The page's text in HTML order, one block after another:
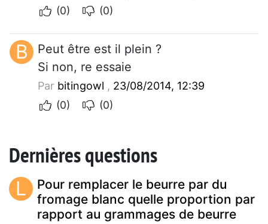
(0)
(0)
B
Peut être est il plein ?
Si non, re essaie
Par bitingowl , 23/08/2014, 12:39
(0)
(0)
Dernières questions
L
Pour remplacer le beurre par du
fromage blanc quelle proportion par
rapport au grammages de beurre